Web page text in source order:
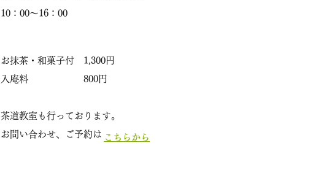
10：00～16：00
お抹茶・和菓子付 1,300円
入庵料 800円
茶道教室も行っております。
​お問い合わせ、ご予約は こちらから